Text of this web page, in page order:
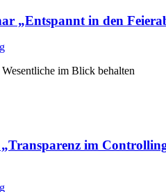
„Entspannt in den
im Blick behalten
im